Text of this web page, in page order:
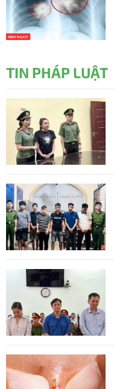
TIN PHÁP LUẬT